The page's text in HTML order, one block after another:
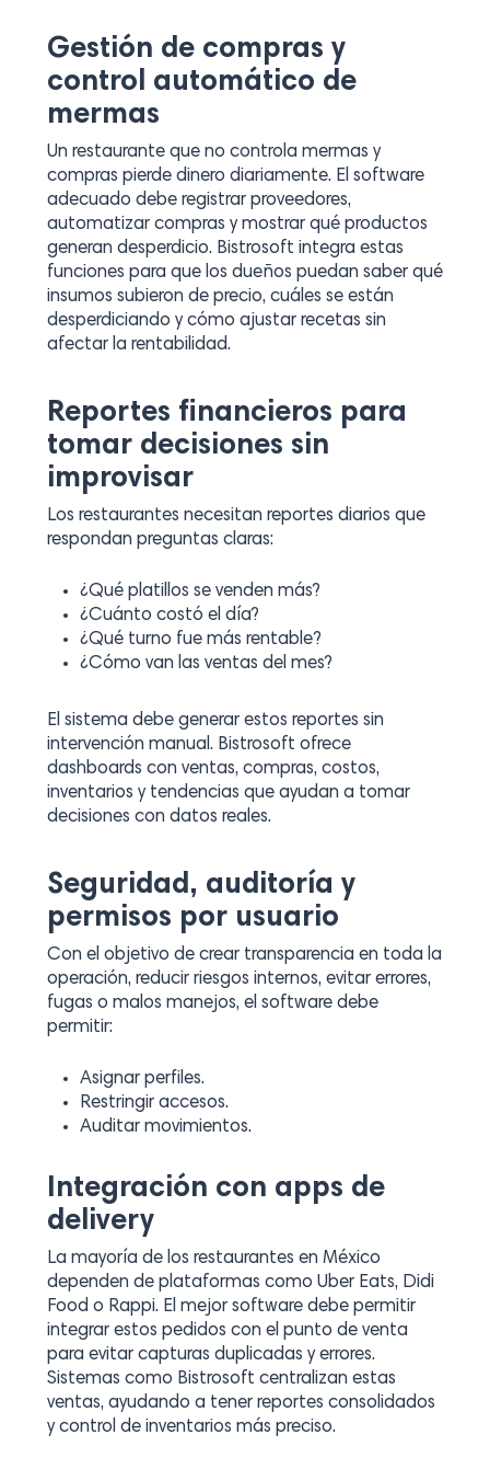
Gestión de compras y
control automático de
mermas
Un restaurante que no controla mermas y
compras pierde dinero diariamente. El software
adecuado debe registrar proveedores,
automatizar compras y mostrar qué productos
generan desperdicio. Bistrosoft integra estas
funciones para que los dueños puedan saber qué
insumos subieron de precio, cuáles se están
desperdiciando y cómo ajustar recetas sin
afectar la rentabilidad.
Reportes financieros para
tomar decisiones sin
improvisar
Los restaurantes necesitan reportes diarios que
respondan preguntas claras:
¿Qué platillos se venden más?
¿Cuánto costó el día?
¿Qué turno fue más rentable?
¿Cómo van las ventas del mes?
El sistema debe generar estos reportes sin
intervención manual. Bistrosoft ofrece
dashboards con ventas, compras, costos,
inventarios y tendencias que ayudan a tomar
decisiones con datos reales.
Seguridad, auditoría y
permisos por usuario
Con el objetivo de crear transparencia en toda la
operación, reducir riesgos internos, evitar errores,
fugas o malos manejos, el software debe
permitir:
Asignar perfiles.
Restringir accesos.
Auditar movimientos.
Integración con apps de
delivery
La mayoría de los restaurantes en México
dependen de plataformas como Uber Eats, Didi
Food o Rappi. El mejor software debe permitir
integrar estos pedidos con el punto de venta
para evitar capturas duplicadas y errores.
Sistemas como Bistrosoft centralizan estas
ventas, ayudando a tener reportes consolidados
y control de inventarios más preciso.